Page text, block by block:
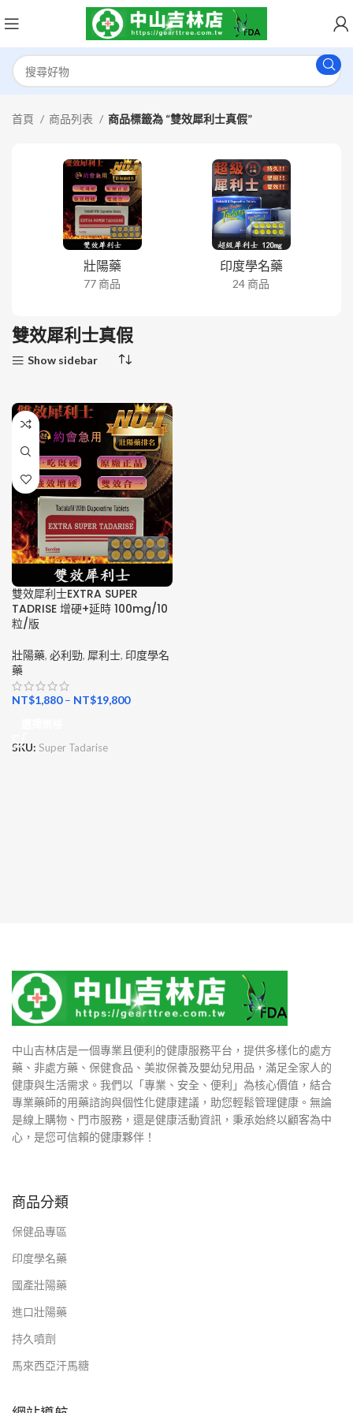
首頁 商品列表 商品標籤為 “雙效犀利士真假”
壯陽藥
77 商品
印度學名藥
24 商品
雙效犀利士真假
Show sidebar
雙效犀利士EXTRA SUPER
TADRISE 增硬+延時 100mg/10
粒/版
壯陽藥, 必利勁, 犀利士, 印度學名
藥
NT$1,880– NT$19,800
SKU: Super Tadarise
中山吉林店是一個專業且便利的健康服務平台，提供多樣化的處方
藥、非處方藥、保健食品、美妝保養及嬰幼兒用品，滿足全家人的
健康與生活需求。我們以「專業、安全、便利」為核心價值，結合
專業藥師的用藥諮詢與個性化健康建議，助您輕鬆管理健康。無論
是線上購物、門市服務，還是健康活動資訊，秉承始終以顧客為中
心，是您可信賴的健康夥伴！
商品分類
保健品專區
印度學名藥
國產壯陽藥
進口壯陽藥
持久噴劑
馬來西亞汗馬糖